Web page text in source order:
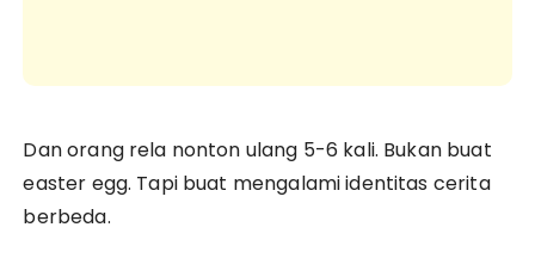
Dan orang rela nonton ulang 5-6 kali. Bukan buat
easter egg. Tapi buat mengalami identitas cerita
berbeda.